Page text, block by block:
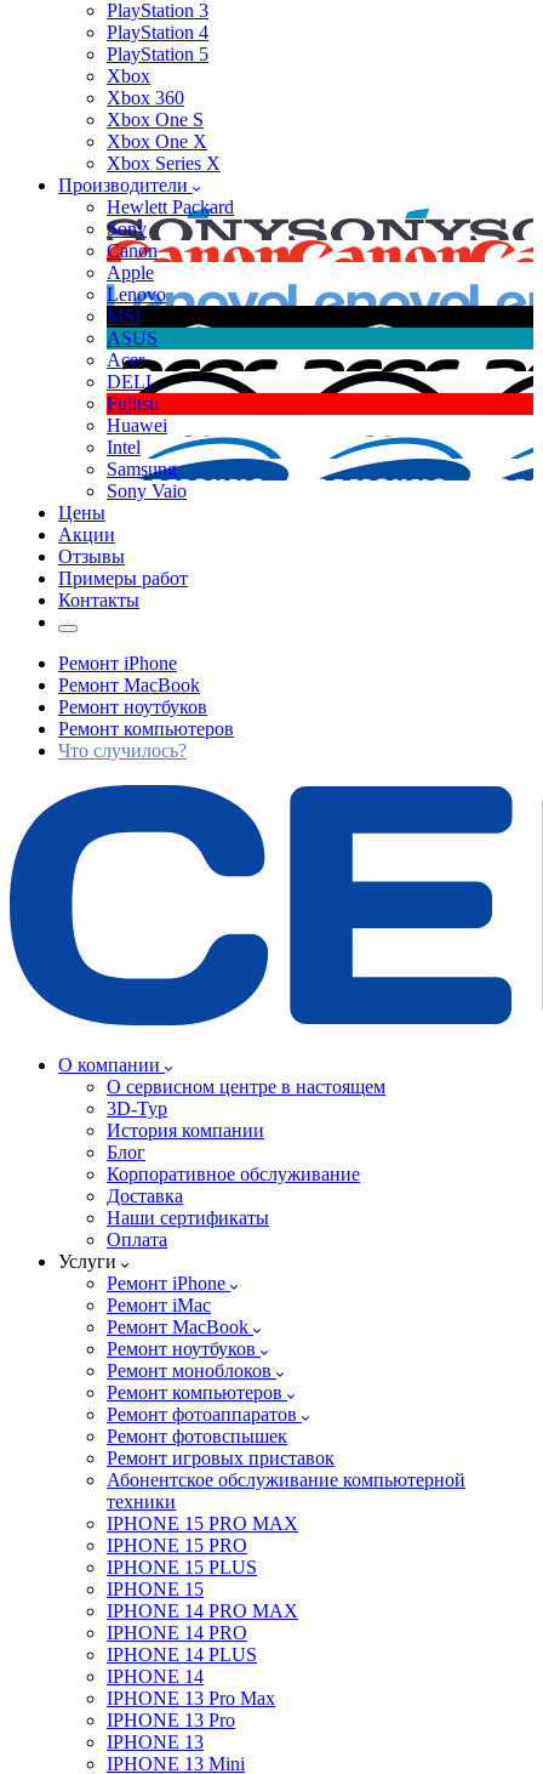
PlayStation 3
PlayStation 4
PlayStation 5
Xbox
Xbox 360
Xbox One S
Xbox One X
Xbox Series X
Производители
Hewlett Packard
Sony
Canon
Apple
Lenovo
MSI
ASUS
Acer
DELL
Fujitsu
Huawei
Intel
Samsung
Sony Vaio
Цены
Акции
Отзывы
Примеры работ
Контакты
Ремонт iPhone
Ремонт MacBook
Ремонт ноутбуков
Ремонт компьютеров
Что случилось?
О компании
О сервисном центре в настоящем
3D-Тур
История компании
Блог
Корпоративное обслуживание
Доставка
Наши сертификаты
Оплата
Услуги
Ремонт iPhone
Ремонт iMac
Ремонт MacBook
Ремонт ноутбуков
Ремонт моноблоков
Ремонт компьютеров
Ремонт фотоаппаратов
Ремонт фотовспышек
Ремонт игровых приставок
Абонентское обслуживание компьютерной
техники
IPHONE 15 PRO MAX
IPHONE 15 PRO
IPHONE 15 PLUS
IPHONE 15
IPHONE 14 PRO MAX
IPHONE 14 PRO
IPHONE 14 PLUS
IPHONE 14
IPHONE 13 Pro Max
IPHONE 13 Pro
IPHONE 13
IPHONE 13 Mini